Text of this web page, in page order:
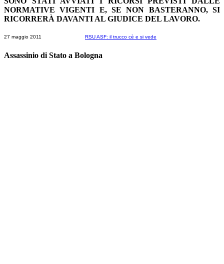
NORMATIVE VIGENTI E, SE NON BASTERANNO, SI
RICORRERÀ DAVANTI AL GIUDICE DEL LAVORO.
27 maggio 2011 RSU ASF: il trucco cè e si vede
Assassinio di Stato a Bologna